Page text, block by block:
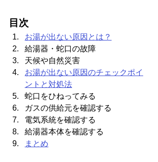
目次
お湯が出ない原因とは？
給湯器・蛇口の故障
天候や自然災害
お湯が出ない原因のチェックポイ
ントと対処法
蛇口をひねってみる
ガスの供給元を確認する
電気系統を確認する
給湯器本体を確認する
まとめ